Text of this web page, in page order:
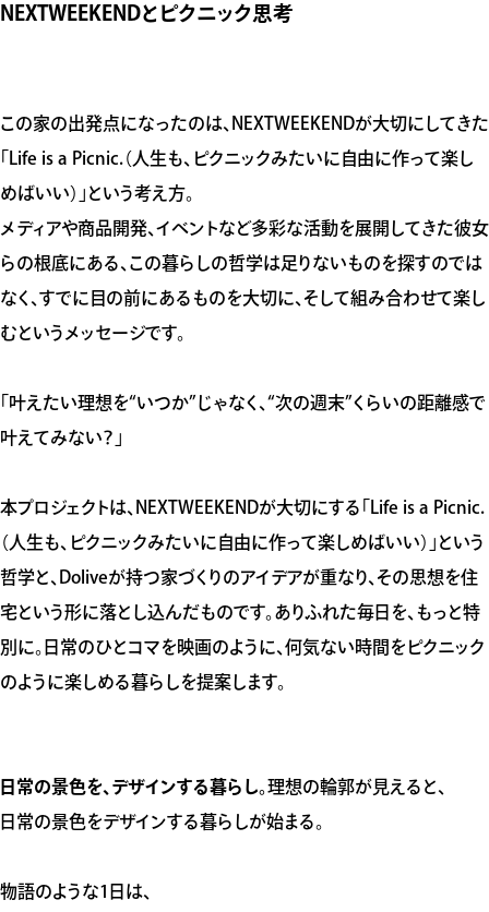
NEXTWEEKENDとピクニック思考
この家の出発点になったのは、NEXTWEEKENDが大切にしてきた
「Life is a Picnic.（人生も、ピクニックみたいに自由に作って楽し
めばいい）」という考え方。
メディアや商品開発、イベントなど多彩な活動を展開してきた彼女
らの根底にある、この暮らしの哲学は足りないものを探すのでは
なく、すでに目の前にあるものを大切に、そして組み合わせて楽し
むというメッセージです。
「叶えたい理想を“いつか”じゃなく、“次の週末”くらいの距離感で
叶えてみない？」
本プロジェクトは、NEXTWEEKENDが大切にする「Life is a Picnic.
（人生も、ピクニックみたいに自由に作って楽しめばいい）」という
哲学と、Doliveが持つ家づくりのアイデアが重なり、その思想を住
宅という形に落とし込んだものです。ありふれた毎日を、もっと特
別に。日常のひとコマを映画のように、何気ない時間をピクニック
のように楽しめる暮らしを提案します。
日常の景色を、デザインする暮らし。理想の輪郭が見えると、
日常の景色をデザインする暮らしが始まる。
物語のような1日は、